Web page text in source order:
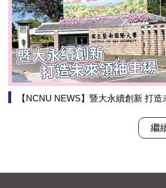
【NCNU NEWS】暨大永續創新 打造未來領袖
繼